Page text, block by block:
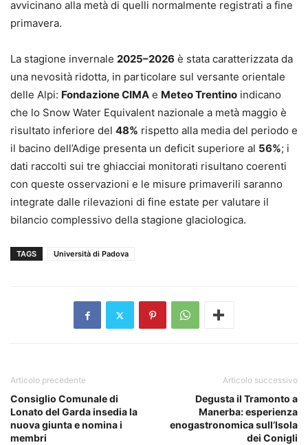
avvicinano alla metà di quelli normalmente registrati a fine
primavera.
La stagione invernale 2025–2026 è stata caratterizzata da
una nevosità ridotta, in particolare sul versante orientale
delle Alpi: Fondazione CIMA e Meteo Trentino indicano
che lo Snow Water Equivalent nazionale a metà maggio è
risultato inferiore del 48% rispetto alla media del periodo e
il bacino dell’Adige presenta un deficit superiore al 56%; i
dati raccolti sui tre ghiacciai monitorati risultano coerenti
con queste osservazioni e le misure primaverili saranno
integrate dalle rilevazioni di fine estate per valutare il
bilancio complessivo della stagione glaciologica.
TAGS Università di Padova
Articolo precedente
Consiglio Comunale di
Lonato del Garda insedia la
nuova giunta e nomina i
membri
Articolo successivo
Degusta il Tramonto a
Manerba: esperienza
enogastronomica sull’Isola
dei Conigli